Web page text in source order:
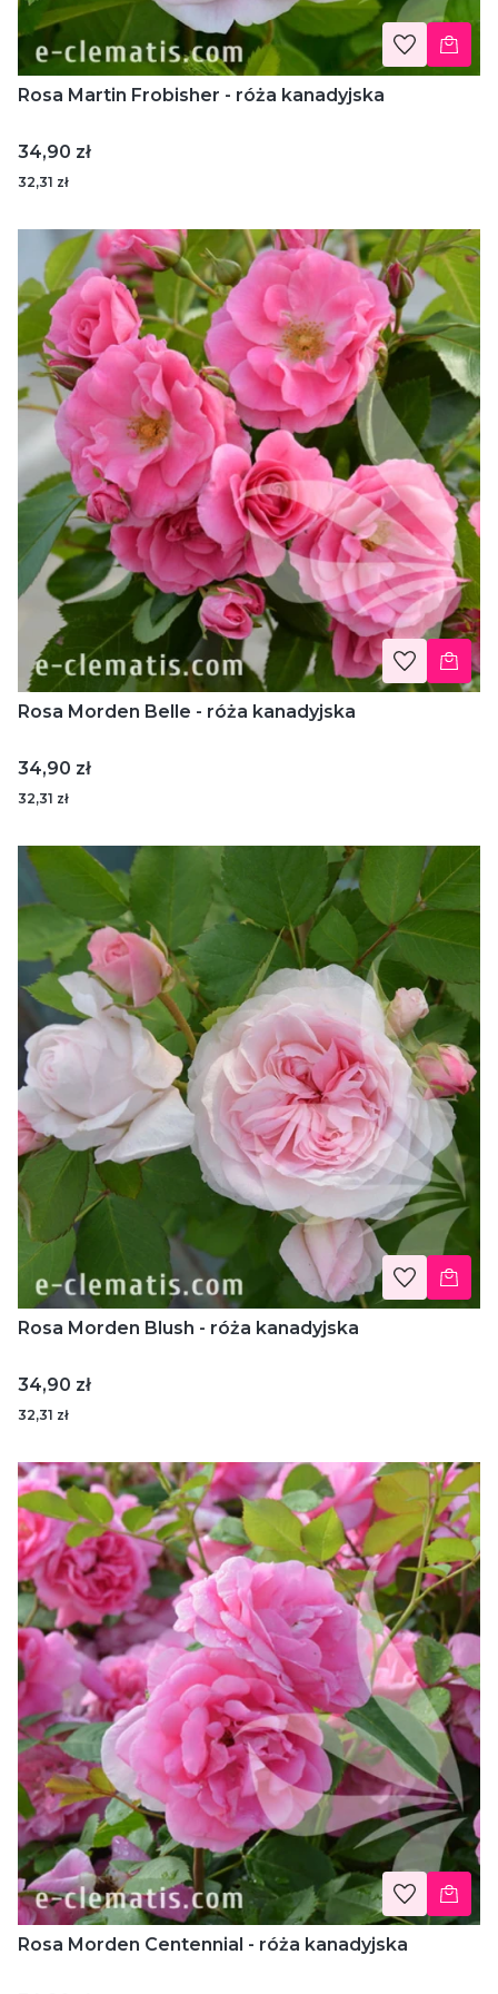
Rosa Martin Frobisher - róża kanadyjska
Cena
34,90 zł
32,31 zł
Rosa Morden Belle - róża kanadyjska
Cena
34,90 zł
32,31 zł
Rosa Morden Blush - róża kanadyjska
Cena
34,90 zł
32,31 zł
Rosa Morden Centennial - róża kanadyjska